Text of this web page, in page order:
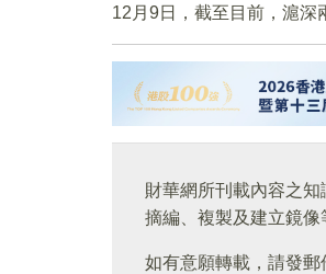
12月9日，截至目前，滬深
財華網所刊載內容之
摘編、複製及建立鏡像
如有意願轉載，請發郵